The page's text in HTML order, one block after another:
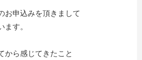
お申込みを頂きまして
す。
から感じてきたこと